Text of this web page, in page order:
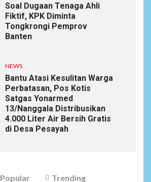
Soal Dugaan Tenaga Ahli
Fiktif, KPK Diminta
Tongkrongi Pemprov
Banten
NEWS
Bantu Atasi Kesulitan Warga
Perbatasan, Pos Kotis
Satgas Yonarmed
13/Nanggala Distribusikan
4.000 Liter Air Bersih Gratis
di Desa Pesayah
Popular Trending